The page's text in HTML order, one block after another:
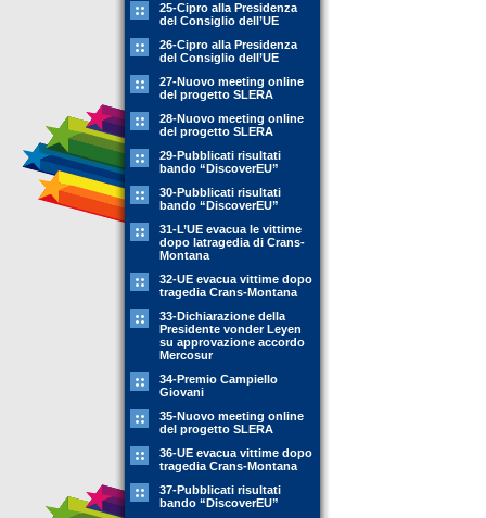
25-Cipro alla Presidenza
del Consiglio dell’UE
26-Cipro alla Presidenza
del Consiglio dell’UE
27-Nuovo meeting online
del progetto SLERA
28-Nuovo meeting online
del progetto SLERA
29-Pubblicati risultati
bando “DiscoverEU”
30-Pubblicati risultati
bando “DiscoverEU”
31-L’UE evacua le vittime
dopo latragedia di Crans-
Montana
32-UE evacua vittime dopo
tragedia Crans-Montana
33-Dichiarazione della
Presidente vonder Leyen
su approvazione accordo
Mercosur
34-Premio Campiello
Giovani
35-Nuovo meeting online
del progetto SLERA
36-UE evacua vittime dopo
tragedia Crans-Montana
37-Pubblicati risultati
bando “DiscoverEU”